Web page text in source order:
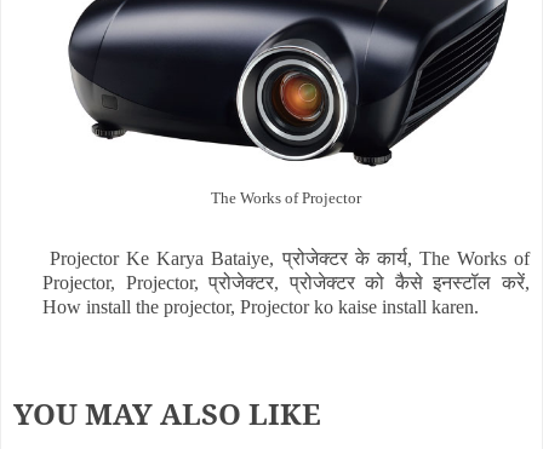
The Works of Projector
Projector Ke Karya Bataiye, प्रोजेक्टर के कार्य, The Works of
Projector, Projector, प्रोजेक्टर, प्रोजेक्टर को कैसे इनस्टॉल करें,
How install the projector, Projector ko kaise install karen.
YOU MAY ALSO LIKE